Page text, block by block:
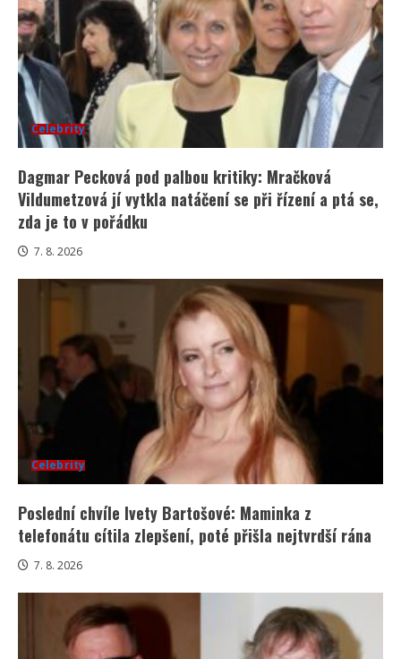
Celebrity
Dagmar Pecková pod palbou kritiky: Mračková
Vildumetzová jí vytkla natáčení se při řízení a ptá se,
zda je to v pořádku
7. 8. 2026
Celebrity
Poslední chvíle Ivety Bartošové: Maminka z
telefonátu cítila zlepšení, poté přišla nejtvrdší rána
7. 8. 2026